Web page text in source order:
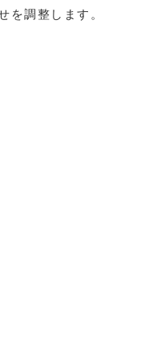
を調整します。